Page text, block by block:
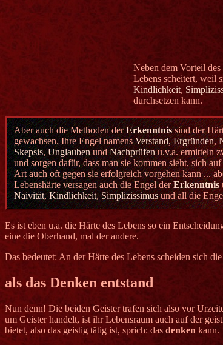
Neben dem Vorteil
Lebens scheitert, weil
Kindlichkeit,
durchsetzen kann.
Aber auch die Methoden derErkenntnissind der
gewachsen. Ihre Engel namensVerstand,Ergründen,
Skepsis,UnglaubenundNachprüfenu.v.a. ermitteln
und sorgen dafür, dass man sie kommen sieht, sich
Art auch oft gegen sie erfolgreich vorgehen kann ...
Lebenshärte versagen auch die Engel derErkenntnis
Naivität,Kindlichkeit,Simplizissimusund all die
Es ist eben u.a. die Härte des Lebens so ein
eine die Oberhand, mal der andere.
Das bedeutet: An der Härte des Lebens scheiden sich
als das Denken entstand
Nun denn! Die beiden Geister trafen sich also vor
um Geister handelt, ist ihr Lebensraum auch auf der
bietet, also das geistig tätig ist, sprich: das denken kann.